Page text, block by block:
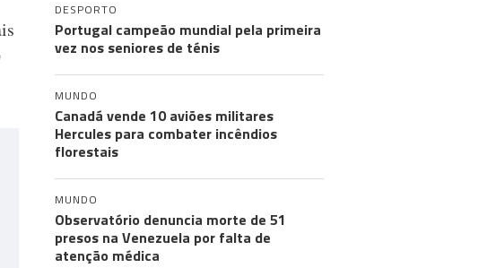
DESPORTO
Portugal campeão mundial pela primeira
vez nos seniores de ténis
MUNDO
Canadá vende 10 aviões militares
Hercules para combater incêndios
florestais
MUNDO
Observatório denuncia morte de 51
presos na Venezuela por falta de
atenção médica